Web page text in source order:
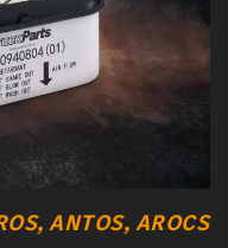
ANTOS, AROCS